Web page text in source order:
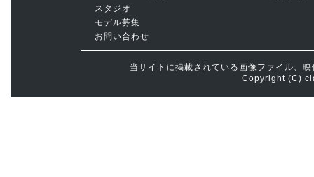
スタジオ
モデル募集
お問い合わせ
当サイトに掲載されている画像ファイル、
Copyright (C)